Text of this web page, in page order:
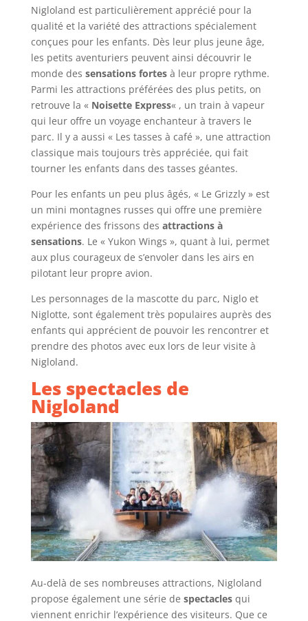
Nigloland est particulièrement apprécié pour la
qualité et la variété des attractions spécialement
conçues pour les enfants. Dès leur plus jeune âge,
les petits aventuriers peuvent ainsi découvrir le
monde des sensations fortesà leur propre rythme.
Parmi les attractions préférées des plus petits, on
retrouve la « Noisette Express« , un train à vapeur
qui leur offre un voyage enchanteur à travers le
parc. Il y a aussi « Les tasses à café », une attraction
classique mais toujours très appréciée, qui fait
tourner les enfants dans des tasses géantes.
Pour les enfants un peu plus âgés, « Le Grizzly » est
un mini montagnes russes qui offre une première
expérience des frissons des attractions à
sensations. Le « Yukon Wings », quant à lui, permet
aux plus courageux de s’envoler dans les airs en
pilotant leur propre avion.
Les personnages de la mascotte du parc, Niglo et
Niglotte, sont également très populaires auprès des
enfants qui apprécient de pouvoir les rencontrer et
prendre des photos avec eux lors de leur visite à
Nigloland.
Les spectacles de
Nigloland
Au-delà de ses nombreuses attractions, Nigloland
propose également une série de spectaclesqui
viennent enrichir l’expérience des visiteurs. Que ce